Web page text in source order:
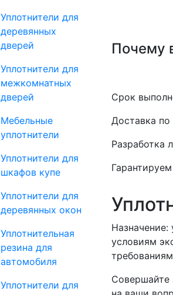
Почему
Срок
Доставка по
Разработка
условиям
Совершайте
Уплотнители для
деревянных
дверей
Уплотнители для
межкомнатных
дверей
Мебельные
уплотнители
Уплотнители для
шкафов купе
Уплотнители для
деревянных окон
Уплотнительная
резина для
автомобиля
Уплотнители для